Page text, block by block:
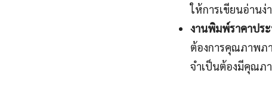
ให้การเขียนอ่านง่
งานพิมพ์ราคาปร
ต้องการคุณภาพภ
จำเป็นต้องมีคุณภ